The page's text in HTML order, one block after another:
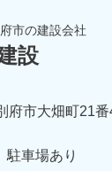
市の建設会社
設
市大畑町21番
駐車場あり